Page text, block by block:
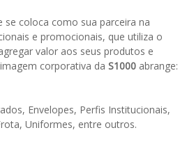
se coloca como sua parceira na
e promocionais, que utiliza o
valor aos seus produtos e
corporativa da S1000 abrange:
Envelopes, Perfis Institucionais,
Uniformes, entre outros.